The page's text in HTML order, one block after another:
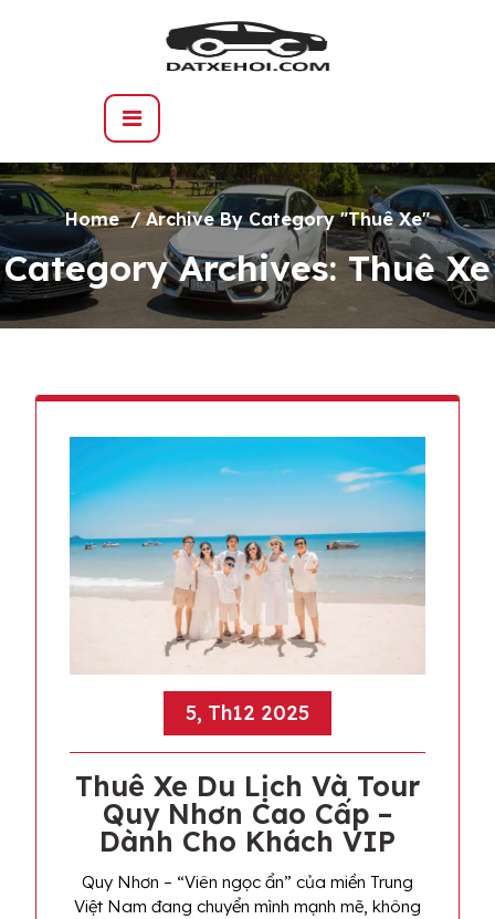
Home/Archive By Category "Thuê Xe"
Category Archives: Thuê Xe
5, Th12 2025
Thuê Xe Du Lịch Và Tour
Quy Nhơn Cao Cấp –
Dành Cho Khách VIP
Quy Nhơn – “Viên ngọc ẩn” của miền Trung
Việt Nam đang chuyển mình mạnh mẽ, không